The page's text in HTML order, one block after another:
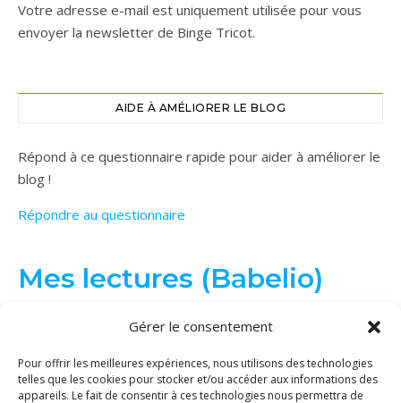
Gérer le consentement
Pour offrir les meilleures expériences, nous utilisons des technologies
telles que les cookies pour stocker et/ou accéder aux informations des
appareils. Le fait de consentir à ces technologies nous permettra de
Votre adresse e-mail est uniquement utilisée pour vous
envoyer la newsletter de Binge Tricot.
AIDE À AMÉLIORER LE BLOG
Répond à ce questionnaire rapide pour aider à améliorer le
blog !
Répondre au questionnaire
Mes lectures (Babelio)